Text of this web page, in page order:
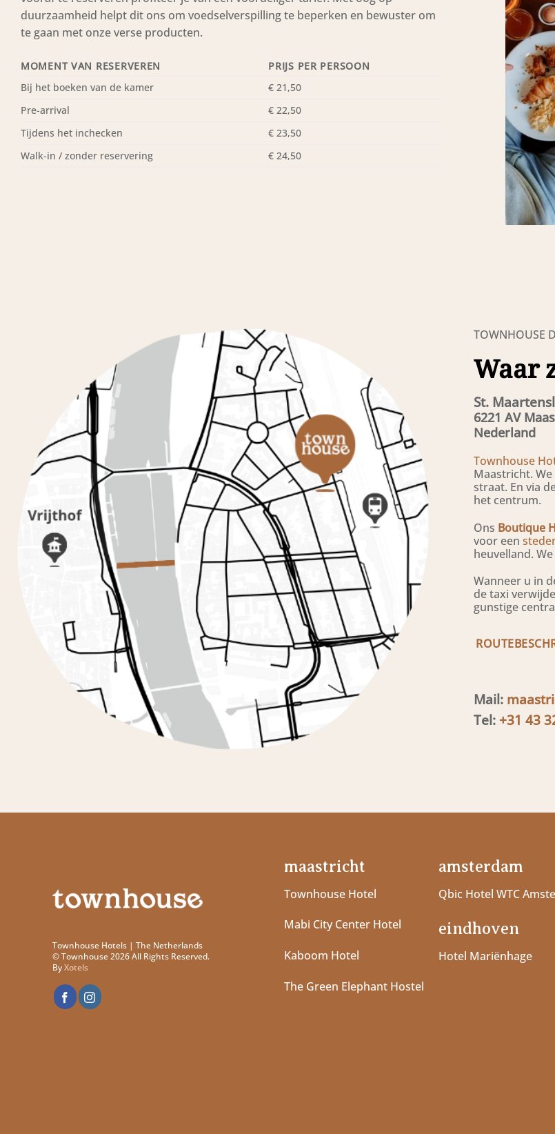
duurzaamheid helpt dit ons om voedselverspilling te beperken en bewuster om
te gaan met onze verse producten.
MOMENT VAN RESERVEREN
PRIJS PER PERSOON
Bij het boeken van de kamer
€ 21,50
Pre-arrival
€ 22,50
Tijdens het inchecken
€ 23,50
Walk-in / zonder reservering
€ 24,50
TOWNHOUSE
Waar
St.
6221 AV
Nederland
Townhouse
Maastricht. We
straat. En via
het centrum.
Ons Boutique
voor een
heuvelland.
Wanneer u in
de taxi
gunstige
Mail:
Tel: +31 43
Townhouse Hotels | The Netherlands
© Townhouse 2026 All Rights Reserved.
ByXotels
maastricht
Townhouse Hotel
Mabi City Center Hotel
Kaboom Hotel
The Green Elephant Hostel
amsterdam
Qbic Hotel WTC
eindhoven
Hotel Mariënhage